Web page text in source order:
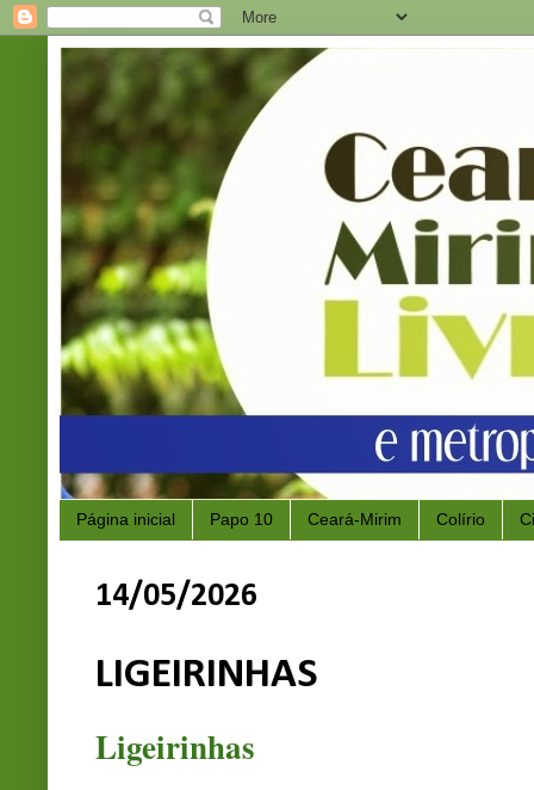
Página inicial Papo 10 Ceará-Mirim Colírio
14/05/2026
LIGEIRINHAS
Ligeirinhas